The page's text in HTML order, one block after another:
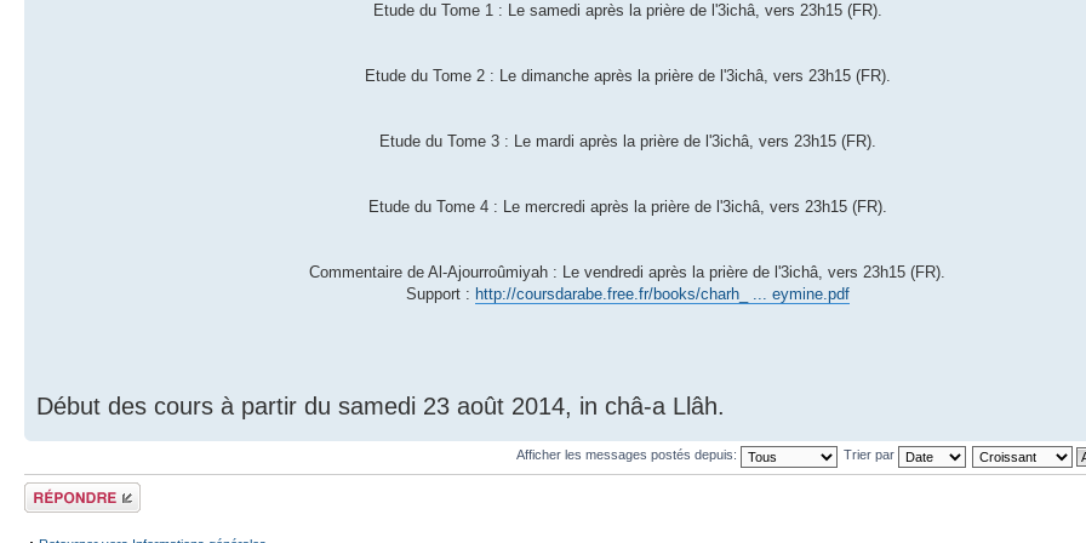
Etude du Tome 1 : Le samedi après la prière de l'3ichâ, vers 23h15 (FR).
Etude du Tome 2 : Le dimanche après la prière de l'3ichâ, vers 23h15 (FR).
Etude du Tome 3 : Le mardi après la prière de l'3ichâ, vers 23h15 (FR).
Etude du Tome 4 : Le mercredi après la prière de l'3ichâ, vers 23h15 (FR).
Commentaire de Al-Ajourroûmiyah : Le vendredi après la prière de l'3ichâ, vers 23h15 (FR).
Support : http://coursdarabe.free.fr/books/charh_ ... eymine.pdf
Début des cours à partir du samedi 23 août 2014, in châ-a Llâh.
Afficher les messages postés depuis: Trier par
Répondre